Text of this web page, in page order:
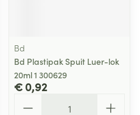
Bd
Bd Plastipak Spuit Luer-lok
20ml 1 300629
€ 0,92